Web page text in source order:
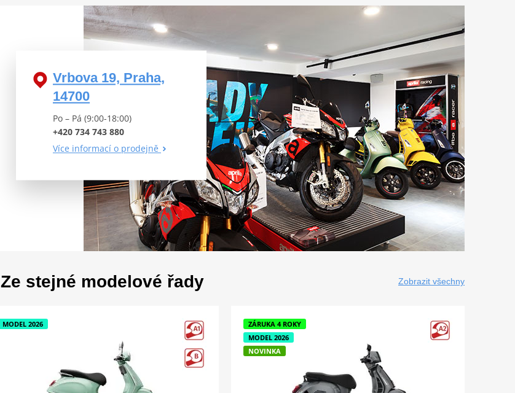
Vrbova 19, Praha,
14700
Po – Pá (9:00-18:00)
+420 734 743 880
Více informací o prodejně
Ze stejné modelové řady Zobrazit všechny
MODEL 2026
ZÁRUKA 4 ROKY
MODEL 2026
NOVINKA